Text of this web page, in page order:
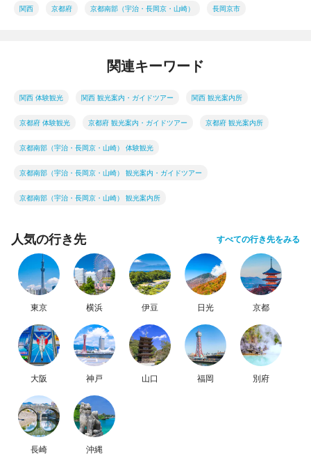
関西 京都府 京都南部（宇治・長岡京・山崎） 長岡京市
関連キーワード
関西 体験観光 関西 観光案内・ガイドツアー 関西 観光案内所
京都府 体験観光 京都府 観光案内・ガイドツアー 京都府 観光案内所
京都南部（宇治・長岡京・山崎） 体験観光
京都南部（宇治・長岡京・山崎） 観光案内・ガイドツアー
京都南部（宇治・長岡京・山崎） 観光案内所
人気の行き先 すべての行き先をみる
東京 横浜 伊豆 日光 京都
大阪 神戸 山口 福岡 別府
長崎 沖縄